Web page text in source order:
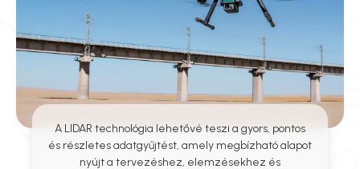
A LIDAR technológia lehetővé teszi a gyors, pontos
és részletes adatgyűjtést, amely megbízható alapot
nyújt a tervezéshez, elemzésekhez és